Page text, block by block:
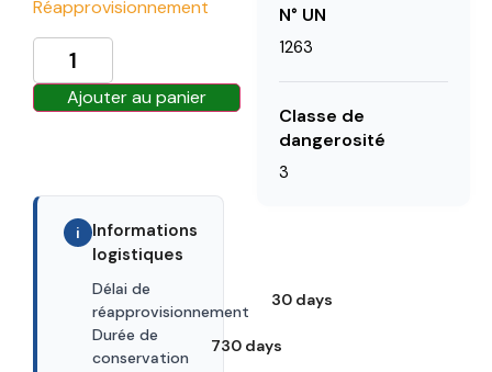
Réapprovisionnement
Ajouter au panier
i
Informations
logistiques
Délai de
réapprovisionnement
30 days
Durée de
conservation
730 days
N° UN
1263
Classe de
dangerosité
3